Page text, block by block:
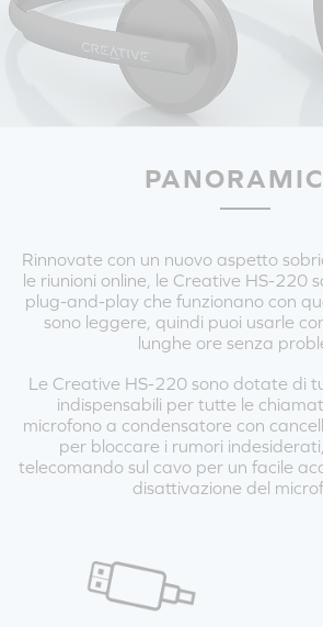
Rinnovate con un nuovo aspetto
le riunioni online, le Creative HS-220
plug-and-play che funzionano con
sono leggere, quindi puoi usarle
lunghe ore senza
Le Creative HS-220 sono dotate di
indispensabili per tutte le
microfono a condensatore con
per bloccare i rumori
telecomando sul cavo per un facile
disattivazione del